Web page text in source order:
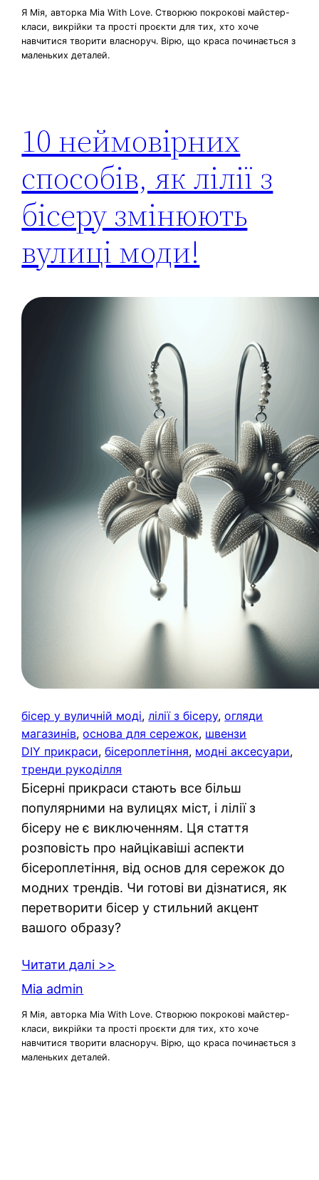
Я Мія, авторка Mia With Love. Створюю покрокові майстер-
класи, викрійки та прості проєкти для тих, хто хоче
навчитися творити власноруч. Вірю, що краса починається з
маленьких деталей.
10 неймовірних
способів, як лілії з
бісеру змінюють
вулиці моди!
бісер у вуличній моді, лілії з бісеру, огляди
магазинів, основа для сережок, швензи
DIY прикраси, бісероплетіння, модні аксесуари
тренди рукоділля
Бісерні прикраси стають все більш
популярними на вулицях міст, і лілії з
бісеру не є виключенням. Ця стаття
розповість про найцікавіші аспекти
бісероплетіння, від основ для сережок до
модних трендів. Чи готові ви дізнатися, як
перетворити бісер у стильний акцент
вашого образу?
Читати далі >>
Mia admin
Я Мія, авторка Mia With Love. Створюю покрокові майстер-
класи, викрійки та прості проєкти для тих, хто хоче
навчитися творити власноруч. Вірю, що краса починається з
маленьких деталей.